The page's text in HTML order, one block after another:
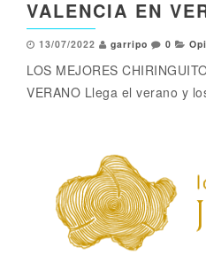
VALENCIA EN
13/07/2022 garripo 0
LOS MEJORES
VERANO Llega el verano y